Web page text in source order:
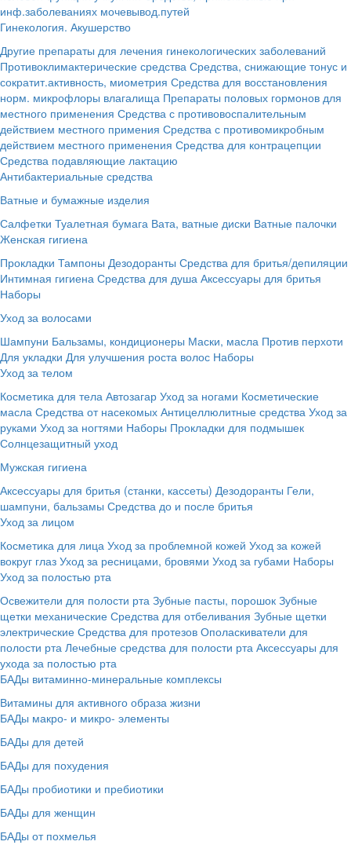
инф.заболеваниях мочевывод.путей
Гинекология. Акушерство
Другие препараты для лечения гинекологических заболеваний
Противоклимактерические средства Средства, снижающие тонус и
сократит.активность, миометрия Средства для восстановления
норм. микрофлоры влагалища Препараты половых гормонов для
местного применения Средства с противовоспалительным
действием местного примения Средства с противомикробным
действием местного применения Средства для контрацепции
Средства подавляющие лактацию
Антибактериальные средства
Ватные и бумажные изделия
Салфетки Туалетная бумага Вата, ватные диски Ватные палочки
Женская гигиена
Прокладки Тампоны Дезодоранты Средства для бритья/депиляции
Интимная гигиена Средства для душа Аксессуары для бритья
Наборы
Уход за волосами
Шампуни Бальзамы, кондиционеры Маски, масла Против перхоти
Для укладки Для улучшения роста волос Наборы
Уход за телом
Косметика для тела Автозагар Уход за ногами Косметические
масла Средства от насекомых Антицеллюлитные средства Уход за
руками Уход за ногтями Наборы Прокладки для подмышек
Солнцезащитный уход
Мужская гигиена
Аксессуары для бритья (станки, кассеты) Дезодоранты Гели,
шампуни, бальзамы Средства до и после бритья
Уход за лицом
Косметика для лица Уход за проблемной кожей Уход за кожей
вокруг глаз Уход за ресницами, бровями Уход за губами Наборы
Уход за полостью рта
Освежители для полости рта Зубные пасты, порошок Зубные
щетки механические Средства для отбеливания Зубные щетки
электрические Средства для протезов Ополаскиватели для
полости рта Лечебные средства для полости рта Аксессуары для
ухода за полостью рта
БАДы витаминно-минеральные комплексы
Витамины для активного образа жизни
БАДы макро- и микро- элементы
БАДы для детей
БАДы для похудения
БАДы пробиотики и пребиотики
БАДы для женщин
БАДы от похмелья